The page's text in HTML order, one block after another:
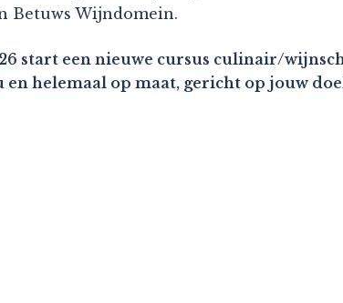
Betuws Wijndomein.
start een nieuwe cursus culinair/
en helemaal op maat, gericht op jouw